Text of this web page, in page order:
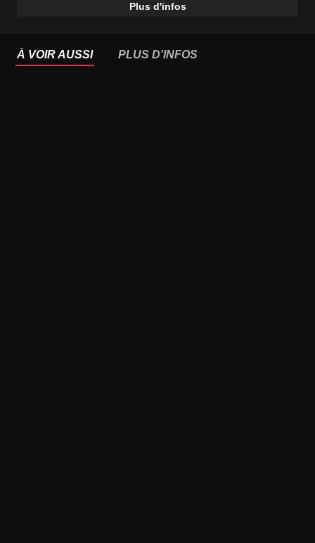
Plus d'infos
À VOIR AUSSI PLUS D'INFOS